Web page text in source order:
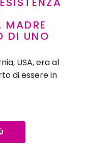
DI UNO
USA, era al
di essere in